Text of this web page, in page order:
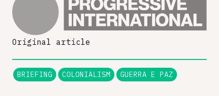
Original article
BRIEFING COLONIALISM GUERRA E PAZ